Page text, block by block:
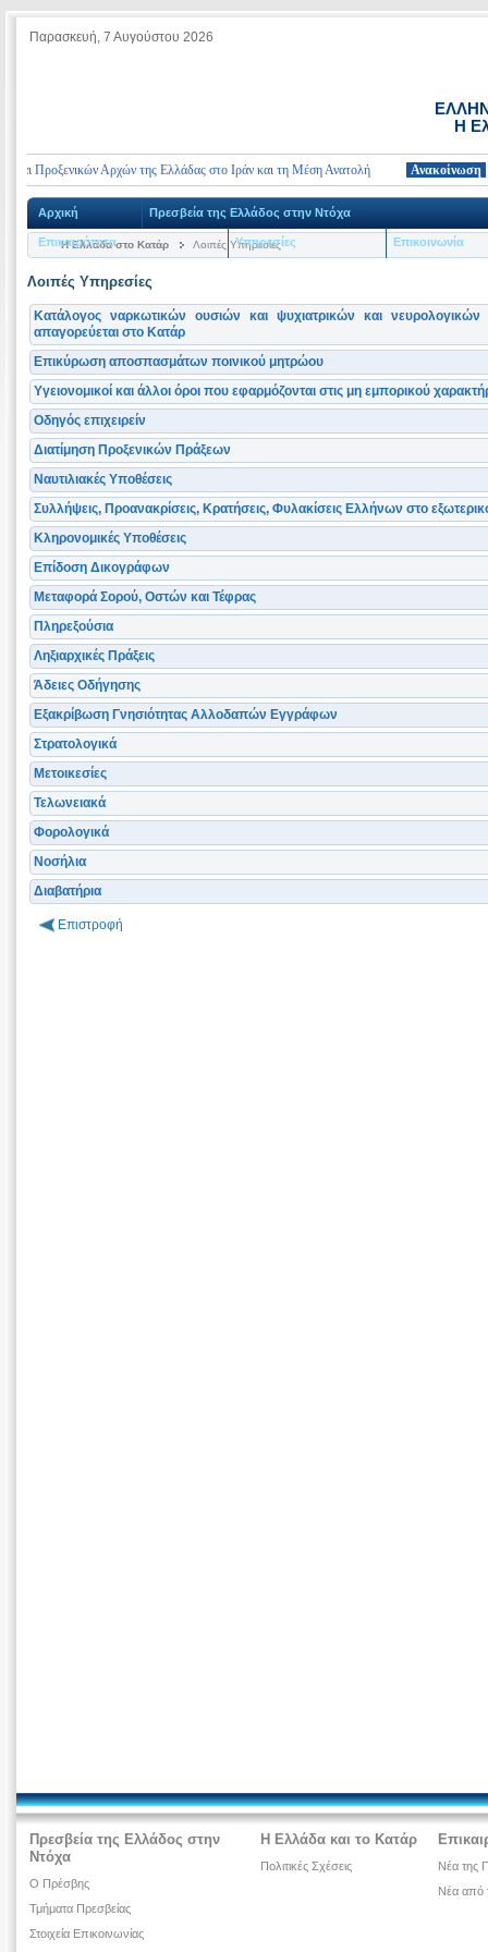
Παρασκευή, 7 Αυγούστου 2026
Η
Προξενικών Αρχών της Ελλάδας στο Ιράν και τη Μέση Ανατολή Ανακοίνωση
Αρχική Πρεσβεία της Ελλάδος στην Ντόχα
Επικαιρότητα Υπηρεσίες Επικοινωνία
Η Ελλάδα στο Κατάρ Λοιπές Υπηρεσίες
Λοιπές Υπηρεσίες
Κατάλογος ναρκωτικών ουσιών και ψυχιατρικών και
απαγορεύεται στο Κατάρ
Επικύρωση αποσπασμάτων ποινικού μητρώου
Υγειονομικοί και άλλοι όροι που εφαρμόζονται στις μη εμπορικού
Οδηγός επιχειρείν
Διατίμηση Προξενικών Πράξεων
Ναυτιλιακές Υποθέσεις
Συλλήψεις, Προανακρίσεις, Κρατήσεις, Φυλακίσεις Ελλήνων στο
Κληρονομικές Υποθέσεις
Επίδοση Δικογράφων
Μεταφορά Σορού, Οστών και Τέφρας
Πληρεξούσια
Ληξιαρχικές Πράξεις
Άδειες Οδήγησης
Εξακρίβωση Γνησιότητας Αλλοδαπών Εγγράφων
Στρατολογικά
Μετοικεσίες
Τελωνειακά
Φορολογικά
Νοσήλια
Διαβατήρια
Επιστροφή
Πρεσβεία της Ελλάδος στην
Ντόχα
Ο Πρέσβης
Τμήματα Πρεσβείας
Στοιχεία Επικοινωνίας
Η Ελλάδα και το Κατάρ
Πολιτικές Σχέσεις
Νέα της
Νέα από